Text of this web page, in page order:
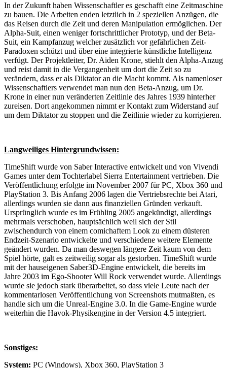
In der Zukunft haben Wissenschaftler es geschafft eine Zeitmaschine
zu bauen. Die Arbeiten enden letztlich in 2 speziellen Anzügen, die
das Reisen durch die Zeit und deren Manipulation ermöglichen. Der
Alpha-Suit, einen weniger fortschrittlicher Prototyp, und der Beta-
Suit, ein Kampfanzug welcher zusätzlich vor gefährlichen Zeit-
Paradoxen schützt und über eine integrierte künstliche Intelligenz
verfügt. Der Projektleiter, Dr. Aiden Krone, stiehlt den Alpha-Anzug
und reist damit in die Vergangenheit um dort die Zeit so zu
verändern, dass er als Diktator an die Macht kommt. Als namenloser
Wissenschaftlers verwendet man nun den Beta-Anzug, um Dr.
Krone in einer nun veränderten Zeitlinie des Jahres 1939 hinterher
zureisen. Dort angekommen nimmt er Kontakt zum Widerstand auf
um dem Diktator zu stoppen und die Zeitlinie wieder zu korrigieren.
Langweiliges Hintergrundwissen:
TimeShift wurde von Saber Interactive entwickelt und von Vivendi
Games unter dem Tochterlabel Sierra Entertainment vertrieben. Die
Veröffentlichung erfolgte im November 2007 für PC, Xbox 360 und
PlayStation 3. Bis Anfang 2006 lagen die Vertriebsrechte bei Atari,
allerdings wurden sie dann aus finanziellen Gründen verkauft.
Ursprünglich wurde es im Frühling 2005 angekündigt, allerdings
mehrmals verschoben, hauptsächlich weil sich der Stil
zwischendurch von einem comichaftem Look zu einem düsteren
Endzeit-Szenario entwickelte und verschiedene weitere Elemente
geändert wurden. Da man deswegen längere Zeit kaum von dem
Spiel hörte, galt es zeitweilig sogar als gestorben. TimeShift wurde
mit der hauseigenen Saber3D-Engine entwickelt, die bereits im
Jahre 2003 im Ego-ShooterWill Rock verwendet wurde. Allerdings
wurde sie jedoch stark überarbeitet, so dass viele Leute nach der
kommentarlosen Veröffentlichung von Screenshots mutmaßten, es
handle sich um die Unreal-Engine 3.0. In die Game-Engine wurde
weiterhin die Havok-Physikengine in der Version 4.5 integriert.
Sonstiges:
System: PC (Windows), Xbox 360, PlayStation 3